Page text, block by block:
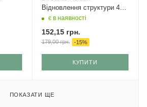
Відновлення структури 400
млє в наявності
152,15грн.
179,00грн. -15%
КУПИТИ
ПОКАЗАТИ ЩЕ